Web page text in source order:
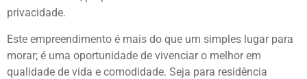
privacidade.
Este empreendimento é mais do que um simples lugar para
morar; é uma oportunidade de vivenciar o melhor em
qualidade de vida e comodidade. Seja para residência